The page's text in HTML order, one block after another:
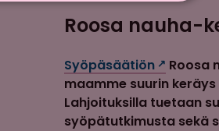
Roosa nauha-
Syöpäsäätiön
Roosa
maamme suurin
Lahjoituksilla tuetaan
syöpätutkimusta sekä